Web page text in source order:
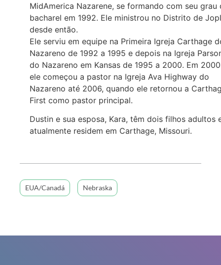
MidAmerica Nazarene, se formando com seu grau
bacharel em 1992. Ele ministrou no Distrito de
desde então.
Ele serviu em equipe na Primeira Igreja Carthage
Nazareno de 1992 a 1995 e depois na Igreja
do Nazareno em Kansas de 1995 a 2000. Em
ele começou a pastor na Igreja Ava Highway do
Nazareno até 2006, quando ele retornou a
First como pastor principal.
Dustin e sua esposa, Kara, têm dois filhos adultos
atualmente residem em Carthage, Missouri.
EUA/Canadá Nebraska